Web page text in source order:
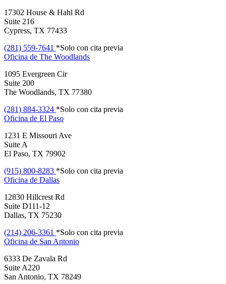
17302 House & Hahl Rd
Suite 216
Cypress, TX 77433
(281) 559-7641 *Solo con cita previa
Oficina de The Woodlands
1095 Evergreen Cir
Suite 200
The Woodlands, TX 77380
(281) 884-3324 *Solo con cita previa
Oficina de El Paso
1231 E Missouri Ave
Suite A
El Paso, TX 79902
(915) 800-8283 *Solo con cita previa
Oficina de Dallas
12830 Hillcrest Rd
Suite D111-12
Dallas, TX 75230
(214) 206-3361 *Solo con cita previa
Oficina de San Antonio
6333 De Zavala Rd
Suite A220
San Antonio, TX 78249